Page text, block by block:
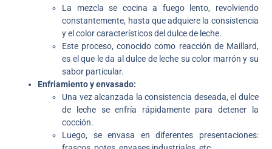
La mezcla se cocina a fuego lento, revolviendo
constantemente, hasta que adquiere la consistencia
y el color característicos del dulce de leche.
Este proceso, conocido como reacción de Maillard,
es el que le da al dulce de leche su color marrón y su
sabor particular.
Enfriamiento y envasado:
Una vez alcanzada la consistencia deseada, el dulce
de leche se enfría rápidamente para detener la
cocción.
Luego, se envasa en diferentes presentaciones: